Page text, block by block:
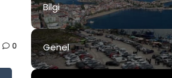
0
Bilgi
Genel